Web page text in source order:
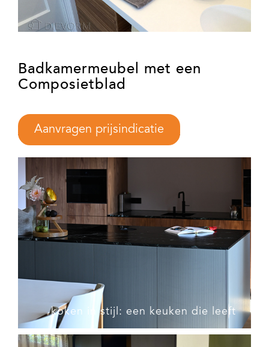
Badkamermeubel met een
Composietblad
Aanvragen prijsindicatie
koken in stijl: een keuken die leeft